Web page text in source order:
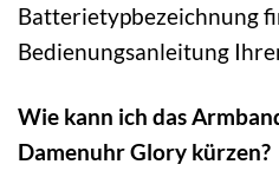
Batterietypbezeichnung
Bedienungsanleitung
Wie kann ich das
Damenuhr Glory kürzen?